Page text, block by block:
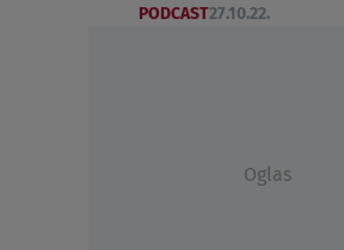
PODCAST27.10.22.
Oglas